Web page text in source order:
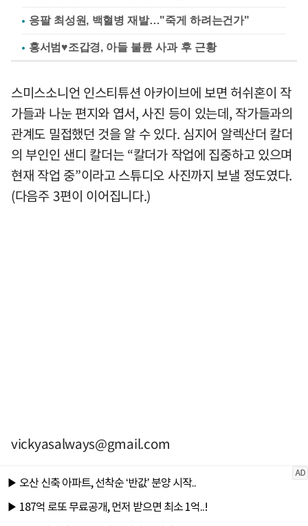
응팔 최성원, 백혈병 재발…"죽게 하려는건가"
홍서범♥조갑경, 아들 불륜 사과 후 근황
스미스소니언 인스티튜션 아카이브에 보면 허쉬혼이 작
가들과 나눈 편지와 엽서, 사진 등이 있는데, 작가들과의
관계도 밀접했던 것을 알 수 있다. 심지어 알렉산더 칼더
의 부인인 샌디 칼더는 “칼더가 작업에 집중하고 있으며
현재 작업 중”이라고 스튜디오 사진까지 보낼 정도였다.
(다음주 3편이 이어집니다.)
vickyasalways@gmail.com